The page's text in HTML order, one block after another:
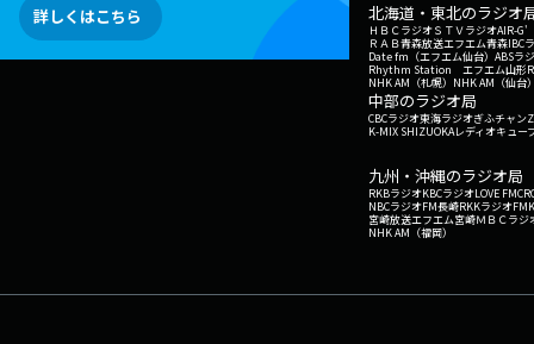
詳しくはこちら
北海道・東北のラジオ
ＨＢＣラジオＳＴＶラジオAIR-G'
ＲＡＢ青森放送エフエム青森IBC
Date fm（エフエム仙台） ABSラ
Rhythm Station エフエム山形
NHK AM（札幌） NHK AM（仙台
中部のラジオ局
CBCラジオ東海ラジオぎふチャン
K-MIX SHIZUOKAレディオキュー
九州・沖縄のラジオ局
RKBラジオKBCラジオLOVE FM
NBCラジオFM長崎RKKラジオ
宮崎放送エフエム宮崎ＭＢＣラジ
NHK AM（福岡）